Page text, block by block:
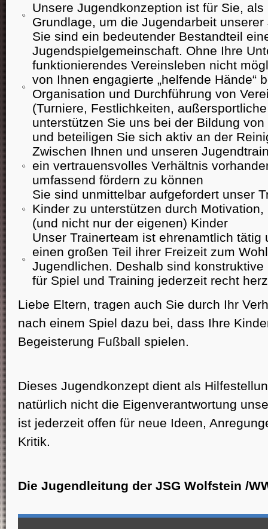
Unsere Jugendkonzeption ist für Sie,
Grundlage, um die Jugendarbeit
Sie sind ein bedeutender Bestandteil
Jugendspielgemeinschaft. Ohne Ihre
funktionierendes Vereinsleben nicht
von Ihnen engagierte „helfende Hände“
Organisation und Durchführung von
(Turniere, Festlichkeiten,
unterstützen Sie uns bei der Bildung
und beteiligen Sie sich aktiv an der
Zwischen Ihnen und unseren
ein vertrauensvolles Verhältnis
umfassend fördern zu können
Sie sind unmittelbar aufgefordert unser
Kinder zu unterstützen durch
(und nicht nur der eigenen) Kinder
Unser Trainerteam ist ehrenamtlich tätig
einen großen Teil ihrer Freizeit zum
Jugendlichen. Deshalb sind
für Spiel und Training jederzeit recht
Liebe Eltern, tragen auch Sie durch Ihr
nach einem Spiel dazu bei, dass Ihre
Begeisterung Fußball spielen.
Dieses Jugendkonzept dient als
natürlich nicht die Eigenverantwortung
ist jederzeit offen für neue Ideen,
Kritik.
Die Jugendleitung der JSG Wolfstein /